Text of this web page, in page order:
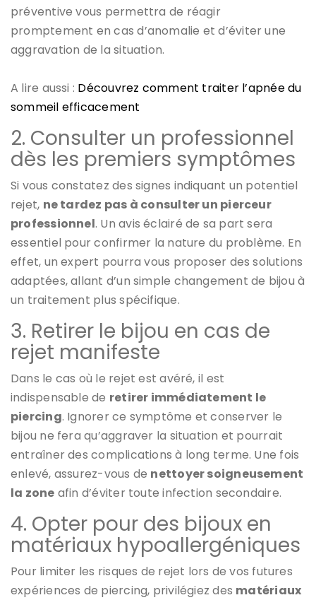
préventive vous permettra de réagir
promptement en cas d’anomalie et d’éviter une
aggravation de la situation.
A lire aussi : Découvrez comment traiter l’apnée du
sommeil efficacement
2. Consulter un professionnel
dès les premiers symptômes
Si vous constatez des signes indiquant un potentiel
rejet, ne tardez pas à consulter un pierceur
professionnel. Un avis éclairé de sa part sera
essentiel pour confirmer la nature du problème. En
effet, un expert pourra vous proposer des solutions
adaptées, allant d’un simple changement de bijou à
un traitement plus spécifique.
3. Retirer le bijou en cas de
rejet manifeste
Dans le cas où le rejet est avéré, il est
indispensable de retirer immédiatement le
piercing. Ignorer ce symptôme et conserver le
bijou ne fera qu’aggraver la situation et pourrait
entraîner des complications à long terme. Une fois
enlevé, assurez-vous de nettoyer soigneusement
la zone afin d’éviter toute infection secondaire.
4. Opter pour des bijoux en
matériaux hypoallergéniques
Pour limiter les risques de rejet lors de vos futures
expériences de piercing, privilégiez des matériaux